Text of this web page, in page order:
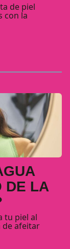
de piel
con la
DE LA
tu piel al
de afeitar